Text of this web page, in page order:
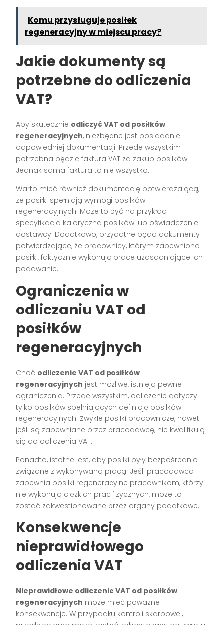
Komu przysługuje posiłek
regeneracyjny w miejscu pracy?
Jakie dokumenty są
potrzebne do odliczenia
VAT?
Aby skutecznie odliczyć VAT od posiłków
regeneracyjnych, niezbędne jest posiadanie
odpowiedniej dokumentacji. Przede wszystkim
potrzebna będzie faktura VAT za zakup posiłków.
Jednak sama faktura to nie wszystko.
Warto mieć również dokumentację potwierdzającą,
że posiłki spełniają wymogi posiłków
regeneracyjnych. Może to być na przykład
specyfikacja kaloryczna posiłków lub oświadczenie
dostawcy. Dodatkowo, przydatne będą dokumenty
potwierdzające, że pracownicy, którym zapewniono
posiłki, faktycznie wykonują prace uzasadniające ich
podawanie.
Ograniczenia w
odliczaniu VAT od
posiłków
regeneracyjnych
Choć odliczenie VAT od posiłków
regeneracyjnych jest możliwe, istnieją pewne
ograniczenia. Przede wszystkim, odliczenie dotyczy
tylko posiłków spełniających definicję posiłków
regeneracyjnych. Zwykłe posiłki pracownicze, nawet
jeśli są zapewniane przez pracodawcę, nie kwalifikują
się do odliczenia VAT.
Ponadto, istotne jest, aby posiłki były bezpośrednio
związane z wykonywaną pracą. Jeśli pracodawca
zapewnia posiłki regeneracyjne pracownikom, którzy
nie wykonują ciężkich prac fizycznych, może to
zostać zakwestionowane przez organy podatkowe.
Konsekwencje
nieprawidłowego
odliczenia VAT
Nieprawidłowe odliczenie VAT od posiłków
regeneracyjnych może mieć poważne
konsekwencje. W przypadku kontroli skarbowej,